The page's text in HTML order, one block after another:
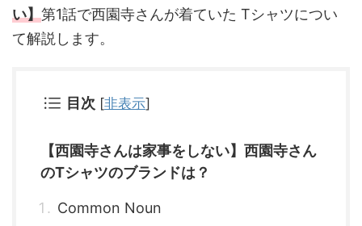
い】第1話で西園寺さんが着ていた Tシャツについ
て解説します。
目次 [非表示]
【西園寺さんは家事をしない】西園寺さん
のTシャツのブランドは？
Common Noun